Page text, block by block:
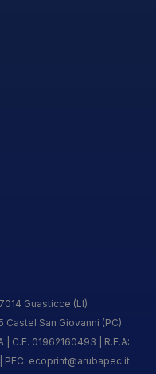
Guasticce (LI)
Castel San Giovanni (PC)
| C.F. 01962160493 | R.E.A:
ecoprint@arubapec.it